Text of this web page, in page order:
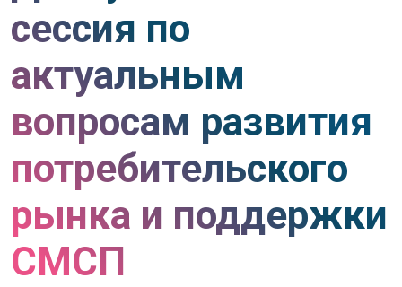
сессия по
актуальным
вопросам развития
потребительского
рынка и поддержки
СМСП